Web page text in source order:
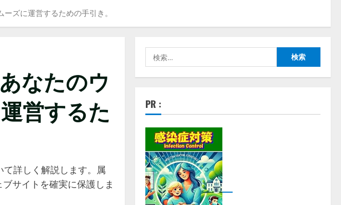
ズに運営するための手引き。
なたのウ
営するた
詳しく解説します。属
サイトを確実に保護しま
索:
PR :